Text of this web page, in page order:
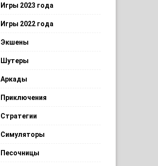
Игры 2023 года
Игры 2022 года
Экшены
Шутеры
Аркады
Приключения
Стратегии
Симуляторы
Песочницы